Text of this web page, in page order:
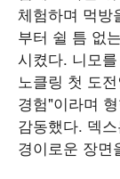
체험하며 먹방
부터 쉴 틈 없
시켰다. 니모
노클링 첫 도
경험"이라며
감동했다. 덱
경이로운 장면